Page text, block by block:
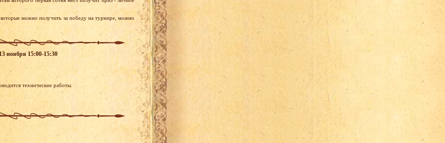
можно получить за победу на турнире, можно
ноября 15:00-15:30
технические работы.